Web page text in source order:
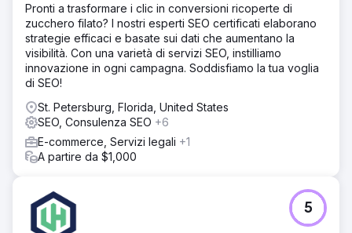
Pronti a trasformare i clic in conversioni ricoperte di
zucchero filato? I nostri esperti SEO certificati elaborano
strategie efficaci e basate sui dati che aumentano la
visibilità. Con una varietà di servizi SEO, instilliamo
innovazione in ogni campagna. Soddisfiamo la tua voglia
di SEO!
St. Petersburg, Florida, United States
SEO, Consulenza SEO +6
E-commerce, Servizi legali +1
A partire da $1,000
5